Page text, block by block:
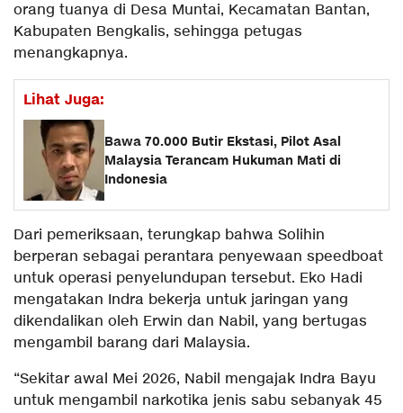
orang tuanya di Desa Muntai, Kecamatan Bantan,
Kabupaten Bengkalis, sehingga petugas
menangkapnya.
Lihat Juga:
Bawa 70.000 Butir Ekstasi, Pilot Asal
Malaysia Terancam Hukuman Mati di
Indonesia
Dari pemeriksaan, terungkap bahwa Solihin
berperan sebagai perantara penyewaan speedboat
untuk operasi penyelundupan tersebut. Eko Hadi
mengatakan Indra bekerja untuk jaringan yang
dikendalikan oleh Erwin dan Nabil, yang bertugas
mengambil barang dari Malaysia.
“Sekitar awal Mei 2026, Nabil mengajak Indra Bayu
untuk mengambil narkotika jenis sabu sebanyak 45